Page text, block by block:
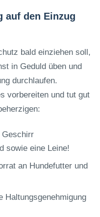
auf den Einzug
bald einziehen soll,
in Geduld üben und
durchlaufen.
vorbereiten und tut gut
Geschirr
sowie eine Leine!
an Hundefutter und
Haltungsgenehmigung